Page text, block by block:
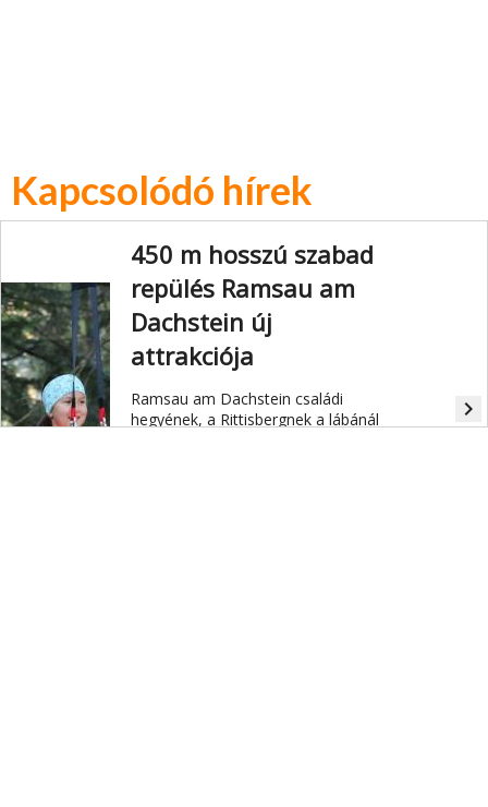
Kapcsolódó hírek
450 m hosszú szabad
repülés Ramsau am
Dachstein új
attrakciója
Ramsau am Dachstein családi
hegyének, a Rittisbergnek a lábánál
navigate_next